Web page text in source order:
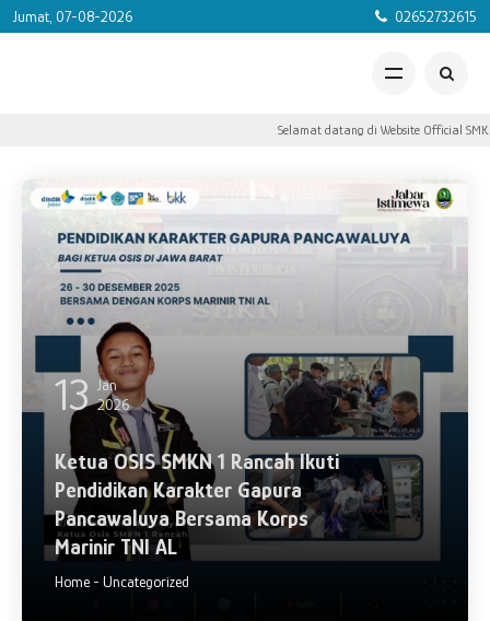
Jumat, 07-08-2026 02652732615
Selamat datang di Website Official SMK
13 Jan
2026
Ketua OSIS SMKN 1 Rancah Ikuti
Pendidikan Karakter Gapura
Pancawaluya Bersama Korps
Marinir TNI AL
Home - Uncategorized